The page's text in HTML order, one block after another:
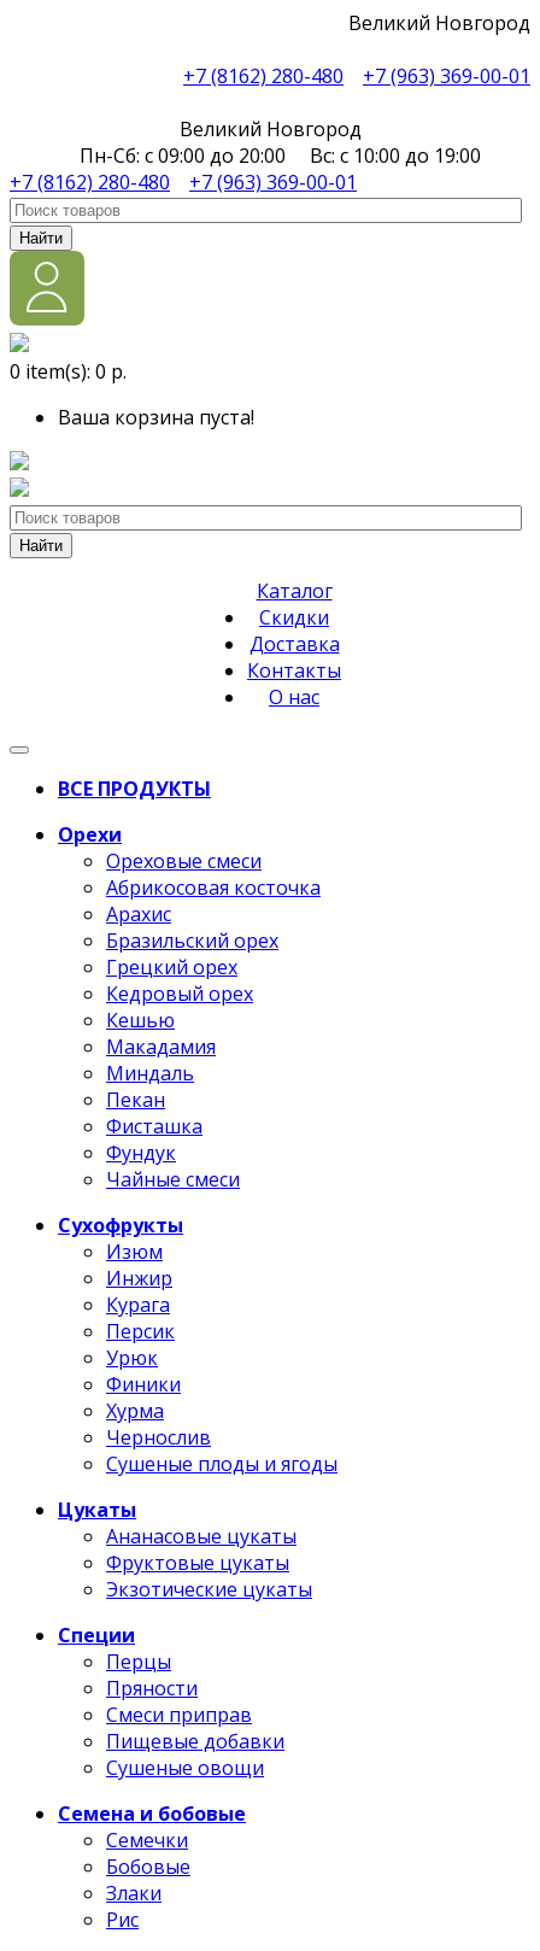
Великий Новгород
+7 (8162) 280-480
+7 (963) 369-00-01
Великий Новгород
Пн-Сб: с 09:00 до 20:00 Вс: с 10:00 до 19:00
+7 (8162) 280-480
+7 (963) 369-00-01
Найти
0 item(s): 0 р.
Ваша корзина пуста!
Найти
Каталог
Скидки
Доставка
Контакты
О нас
ВСЕ ПРОДУКТЫ
Орехи
Ореховые смеси
Абрикосовая косточка
Арахис
Бразильский орех
Грецкий орех
Кедровый орех
Кешью
Макадамия
Миндаль
Пекан
Фисташка
Фундук
Чайные смеси
Сухофрукты
Изюм
Инжир
Курага
Персик
Урюк
Финики
Хурма
Чернослив
Сушеные плоды и ягоды
Цукаты
Ананасовые цукаты
Фруктовые цукаты
Экзотические цукаты
Специи
Перцы
Пряности
Смеси приправ
Пищевые добавки
Сушеные овощи
Семена и бобовые
Семечки
Бобовые
Злаки
Рис